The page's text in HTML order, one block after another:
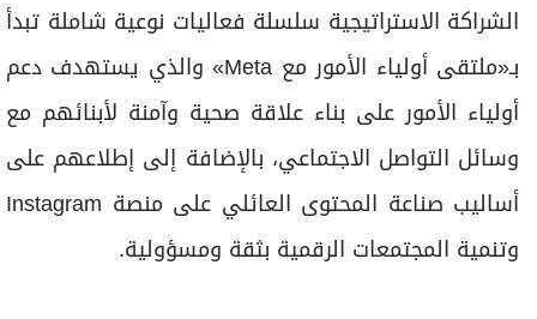
الشراكة الاستراتيجية سلسلة فعاليات نوعية شاملة تبدأ
بـ«ملتقى أولياء الأمور مع Meta» والذي يستهدف دعم
أولياء الأمور على بناء علاقة صحية وآمنة لأبنائهم مع
وسائل التواصل الاجتماعي، بالإضافة إلى إطلاعهم على
أساليب صناعة المحتوى العائلي على منصة Instagram
وتنمية المجتمعات الرقمية بثقة ومسؤولية.